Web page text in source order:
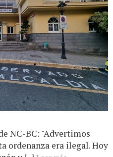
NC-BC: "Advertimos
ordenanza era ilegal. Hoy